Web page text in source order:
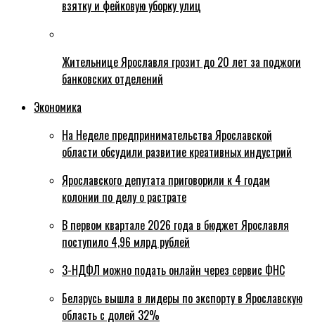
взятку и фейковую уборку улиц
Жительнице Ярославля грозит до 20 лет за поджоги
банковских отделений
Экономика
На Неделе предпринимательства Ярославской
области обсудили развитие креативных индустрий
Ярославского депутата приговорили к 4 годам
колонии по делу о растрате
В первом квартале 2026 года в бюджет Ярославля
поступило 4,96 млрд рублей
3-НДФЛ можно подать онлайн через сервис ФНС
Беларусь вышла в лидеры по экспорту в Ярославскую
область с долей 32%